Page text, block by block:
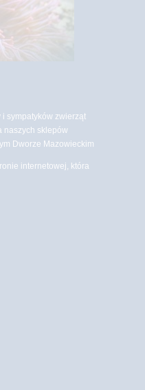
sympatyków zwierząt
naszych sklepów
Dworze Mazowieckim
internetowej, która